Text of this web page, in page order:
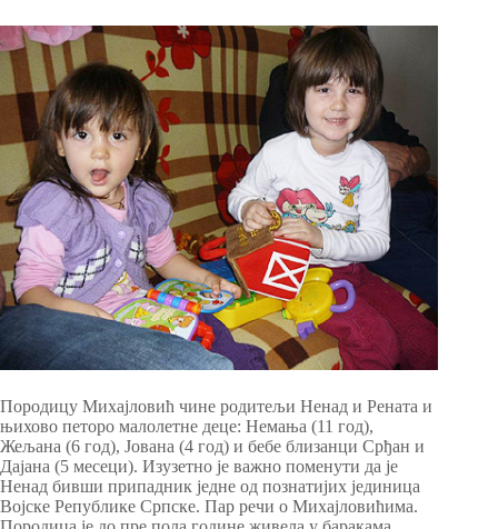
Породицу Михајловић чине родитељи Ненад и Рената и
њихово петоро малолетне деце: Немања (11 год),
Жељана (6 год), Јована (4 год) и бебе близанци Срђан и
Дајана (5 месеци). Изузетно је важно поменути да је
Ненад бивши припадник једне од познатијих јединица
Војске Републике Српске. Пар речи о Михајловићима.